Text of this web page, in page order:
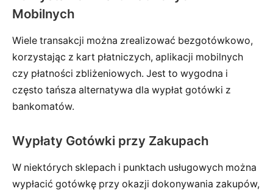
Mobilnych
Wiele transakcji można zrealizować bezgotówkowo,
korzystając z kart płatniczych, aplikacji mobilnych
czy płatności zbliżeniowych. Jest to wygodna i
często tańsza alternatywa dla wypłat gotówki z
bankomatów.
Wypłaty Gotówki przy Zakupach
W niektórych sklepach i punktach usługowych można
wypłacić gotówkę przy okazji dokonywania zakupów,